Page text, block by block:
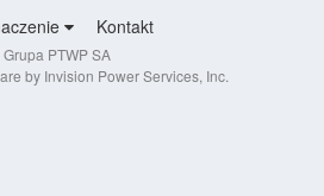
Kontakt
Grupa PTWP SA
by Invision Power Services, Inc.